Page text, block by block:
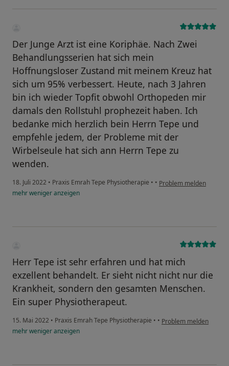
Der Junge Arzt ist eine Koriphäe. Nach Zwei
Behandlungsserien hat sich mein
Hoffnungsloser Zustand mit meinem Kreuz hat
sich um 95% verbessert. Heute, nach 3 Jahren
bin ich wieder Topfit obwohl Orthopeden mir
damals den Rollstuhl prophezeit haben. Ich
bedanke mich herzlich bein Herrn Tepe und
empfehle jedem, der Probleme mit der
Wirbelseule hat sich ann Herrn Tepe zu
wenden.
18. Juli 2022 • Praxis Emrah Tepe Physiotherapie • • Problem melden
mehrwenigeranzeigen
Herr Tepe ist sehr erfahren und hat mich
exzellent behandelt. Er sieht nicht nicht nur die
Krankheit, sondern den gesamten Menschen.
Ein super Physiotherapeut.
15. Mai 2022 • Praxis Emrah Tepe Physiotherapie • • Problem melden
mehrwenigeranzeigen